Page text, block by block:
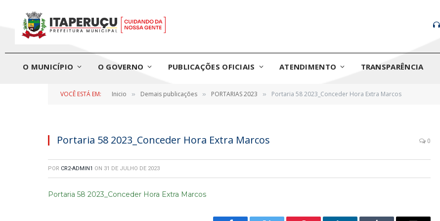
O MUNICÍPIO O GOVERNO PUBLICAÇÕES OFICIAIS ATENDIMENTO TRANSPARÊNCIA
VOCÊ ESTÁ EM: Inicio » Demais publicações » PORTARIAS 2023 » Portaria 58 2023_Conceder Hora Extra Marcos
Portaria 58 2023_Conceder Hora Extra Marcos 0
POR CR2-ADMIN1 ON 31 DE JULHO DE 2023
Portaria 58 2023_Conceder Hora Extra Marcos